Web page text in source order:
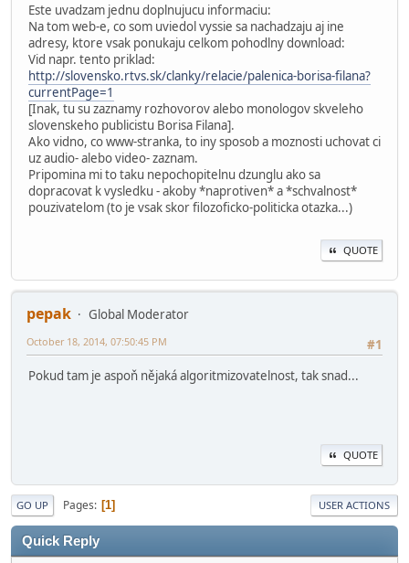
Este uvadzam jednu doplnujucu informaciu:
Na tom web-e, co som uviedol vyssie sa nachadzaju aj ine
adresy, ktore vsak ponukaju celkom pohodlny download:
Vid napr. tento priklad:
http://slovensko.rtvs.sk/clanky/relacie/palenica-borisa-filana?
currentPage=1
[Inak, tu su zaznamy rozhovorov alebo monologov skveleho
slovenskeho publicistu Borisa Filana].
Ako vidno, co www-stranka, to iny sposob a moznosti uchovat ci
uz audio- alebo video- zaznam.
Pripomina mi to taku nepochopitelnu dzunglu ako sa
dopracovat k vysledku - akoby *naprotiven* a *schvalnost*
pouzivatelom (to je vsak skor filozoficko-politicka otazka...)
QUOTE
pepak
Global Moderator
#1
October 18, 2014, 07:50:45 PM
Pokud tam je aspoň nějaká algoritmizovatelnost, tak snad...
QUOTE
GO UP Pages 1 USER ACTIONS
Quick Reply